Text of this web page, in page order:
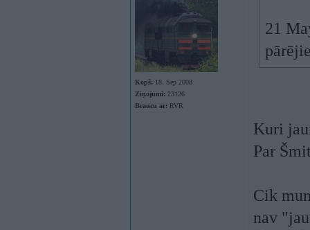
Kopš: 18. Sep 2008
Ziņojumi: 23126
Braucu ar: RVR
21
Kuri
Par
Cik
nav